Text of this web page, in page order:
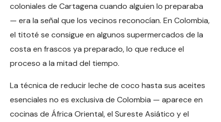
coloniales de Cartagena cuando alguien lo preparaba
— era la señal que los vecinos reconocían. En Colombia,
el titoté se consigue en algunos supermercados de la
costa en frascos ya preparado, lo que reduce el
proceso a la mitad del tiempo.
La técnica de reducir leche de coco hasta sus aceites
esenciales no es exclusiva de Colombia — aparece en
cocinas de África Oriental, el Sureste Asiático y el